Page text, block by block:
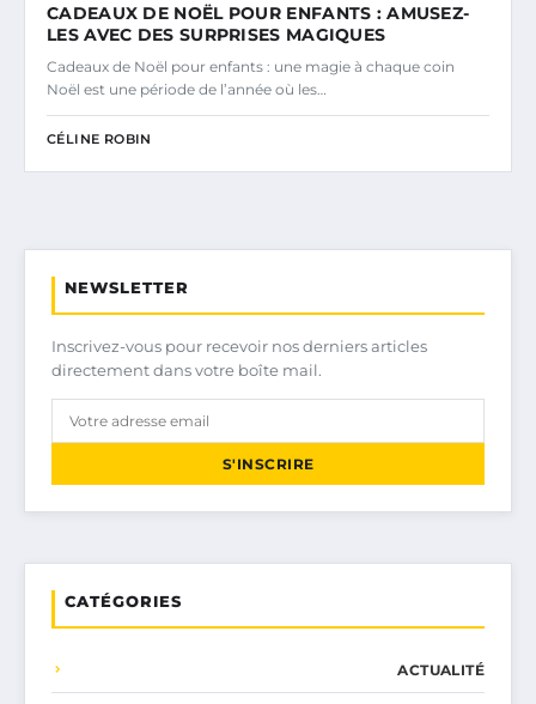
CADEAUX DE NOËL POUR ENFANTS : AMUSEZ-
LES AVEC DES SURPRISES MAGIQUES
Cadeaux de Noël pour enfants : une magie à chaque coin
Noël est une période de l’année où les…
CÉLINE ROBIN
NEWSLETTER
Inscrivez-vous pour recevoir nos derniers articles
directement dans votre boîte mail.
S'INSCRIRE
CATÉGORIES
ACTUALITÉ